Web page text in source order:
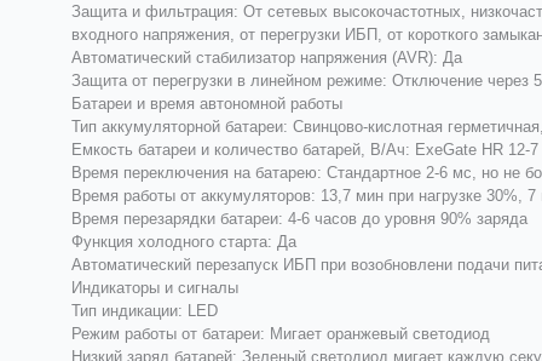
Защита и фильтрация: От сетевых высокочастотных,
входного напряжения, от перегрузки ИБП, от короткого
Автоматический стабилизатор напряжения (AVR): Да
Защита от перегрузки в линейном режиме: Отключение через
Батареи и время автономной работы
Тип аккумуляторной батареи: Свинцово-кислотная
Емкость батареи и количество батарей, В/Ач: ExeGate HR 12-
Время переключения на батарею: Стандартное 2-6 мс, но не
Время работы от аккумуляторов: 13,7 мин при нагрузке 30%,
Время перезарядки батареи: 4-6 часов до уровня 90% заряда
Функция холодного старта: Да
Автоматический перезапуск ИБП при возобновлени подачи
Индикаторы и сигналы
Тип индикации: LED
Режим работы от батареи: Мигает оранжевый светодиод
Низкий заряд батарей: Зеленый светодиод мигает каждую